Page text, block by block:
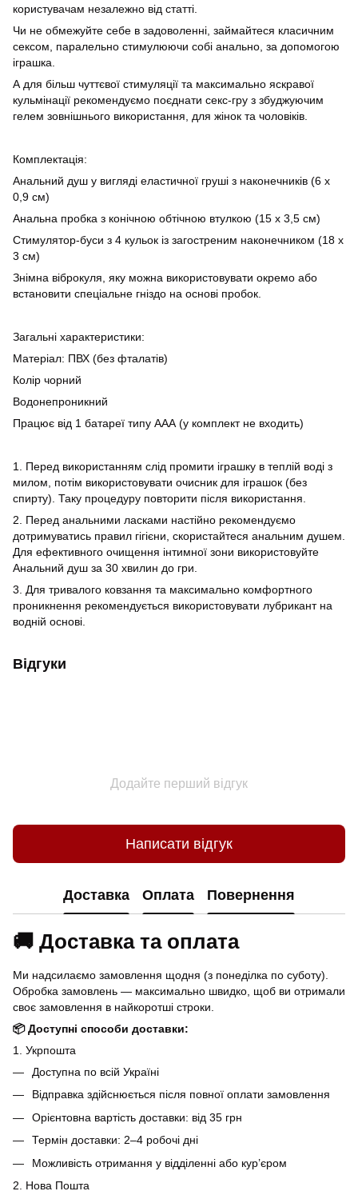
користувачам незалежно від статті.
Чи не обмежуйте себе в задоволенні, займайтеся класичним
сексом, паралельно стимулюючи собі анально, за допомогою
іграшка.
А для більш чуттєвої стимуляції та максимально яскравої
кульмінації рекомендуємо поєднати секс-гру з збуджуючим
гелем зовнішнього використання, для жінок та чоловіків.
Комплектація:
Анальний душ у вигляді еластичної груші з наконечників (6 х
0,9 см)
Анальна пробка з конічною обтічною втулкою (15 х 3,5 см)
Стимулятор-буси з 4 кульок із загостреним наконечником (18 х
3 см)
Знімна віброкуля, яку можна використовувати окремо або
встановити спеціальне гніздо на основі пробок.
Загальні характеристики:
Матеріал: ПВХ (без фталатів)
Колір чорний
Водонепроникний
Працює від 1 батареї типу ААА (у комплект не входить)
1. Перед використанням слід промити іграшку в теплій воді з
милом, потім використовувати очисник для іграшок (без
спирту). Таку процедуру повторити після використання.
2. Перед анальними ласками настійно рекомендуємо
дотримуватись правил гігієни, скористайтеся анальним душем.
Для ефективного очищення інтимної зони використовуйте
Анальний душ за 30 хвилин до гри.
3. Для тривалого ковзання та максимально комфортного
проникнення рекомендується використовувати лубрикант на
водній основі.
Відгуки
Додайте перший відгук
Написати відгук
Доставка Оплата Повернення
🚚 Доставка та оплата
Ми надсилаємо замовлення щодня (з понеділка по суботу).
Обробка замовлень — максимально швидко, щоб ви отримали
своє замовлення в найкоротші строки.
📦 Доступні способи доставки:
1. Укрпошта
Доступна по всій Україні
Відправка здійснюється після повної оплати замовлення
Орієнтовна вартість доставки: від 35 грн
Термін доставки: 2–4 робочі дні
Можливість отримання у відділенні або кур’єром
2. Нова Пошта